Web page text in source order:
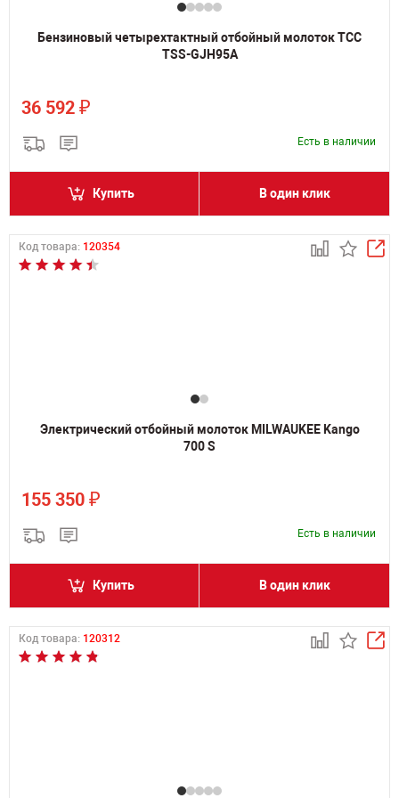
Бензиновый четырехтактный отбойный молоток ТСС
TSS-GJH95A
36 592 ₽
Есть в наличии
Купить В один клик
Код товара: 120354
Электрический отбойный молоток MILWAUKEE Kango
700 S
155 350 ₽
Есть в наличии
Купить В один клик
Код товара: 120312